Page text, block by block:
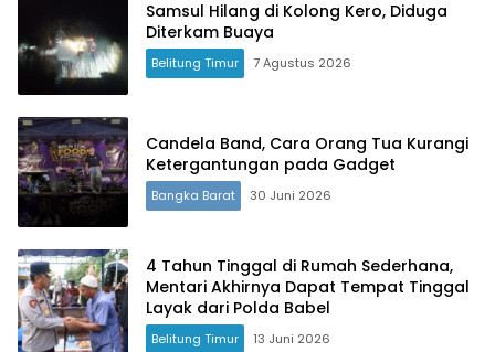
Terdepan Menyorot Fakta.
Samsul Hilang di Kolong Kero, Diduga
Diterkam Buaya
Belitung Timur 7 Agustus 2026
Candela Band, Cara Orang Tua Kurangi
Ketergantungan pada Gadget
Bangka Barat 30 Juni 2026
4 Tahun Tinggal di Rumah Sederhana,
Mentari Akhirnya Dapat Tempat Tinggal
Layak dari Polda Babel
Belitung Timur 13 Juni 2026